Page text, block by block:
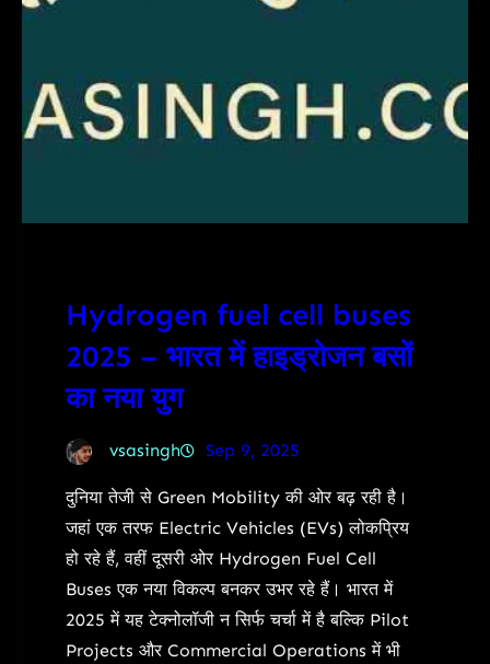
Hydrogen fuel cell buses
2025 – भारत में हाइड्रोजन बसों
का नया युग
vsasingh Sep 9, 2025
दुनिया तेजी से Green Mobility की ओर बढ़ रही है।
जहां एक तरफ Electric Vehicles (EVs) लोकप्रिय
हो रहे हैं, वहीं दूसरी ओर Hydrogen Fuel Cell
Buses एक नया विकल्प बनकर उभर रहे हैं। भारत में
2025 में यह टेक्नोलॉजी न सिर्फ चर्चा में है बल्कि Pilot
Projects और Commercial Operations में भी